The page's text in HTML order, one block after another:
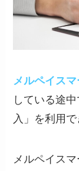
メルペイス
している途
入」を利用で
メルペイス